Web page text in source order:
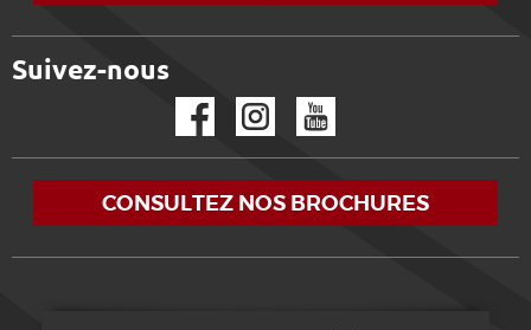
Suivez-nous
CONSULTEZ NOS BROCHURES